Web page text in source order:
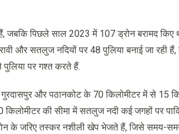
जबकि पिछले साल 2023 में 107 ड्रोन बरामद किए
और सतलुज नदियों पर 48 पुलिया बनाई जा रही
पर गश्त करते हैं.
और पठानकोट के 70 किलोमीटर में से 15
किलोमीटर की सीमा में सतलुज नदी कई जगहों पर
के जरिए तस्कर नशीली खेप भेजते हैं, जिसे समय-